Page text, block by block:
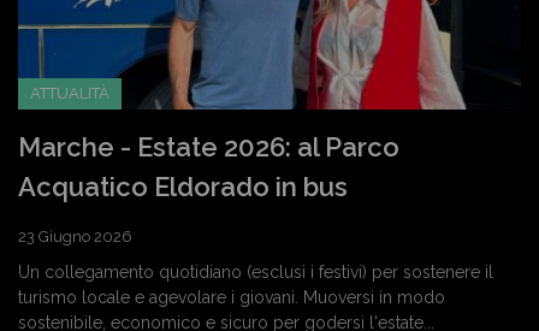
ATTUALITÀ
Marche - Estate 2026: al Parco
Acquatico Eldorado in bus
23 Giugno 2026
Un collegamento quotidiano (esclusi i festivi) per sostenere il
turismo locale e agevolare i giovani. Muoversi in modo
sostenibile, economico e sicuro per godersi l'estate...